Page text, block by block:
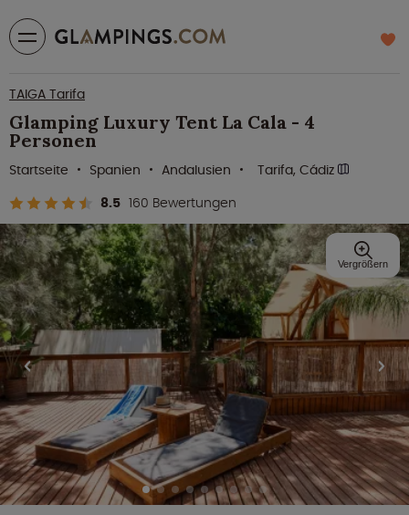
TAIGA Tarifa
Glamping Luxury Tent La Cala - 4
Personen
8.5 160 Bewertungen
Startseite Spanien Andalusien Tarifa, Cádiz
Vergrößern